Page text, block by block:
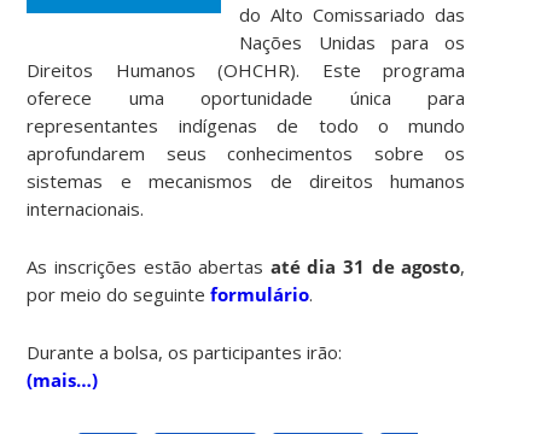
do Alto Comissariado das
Nações Unidas para os
Direitos Humanos (OHCHR). Este programa
oferece uma oportunidade única para
representantes indígenas de todo o mundo
aprofundarem seus conhecimentos sobre os
sistemas e mecanismos de direitos humanos
internacionais.
As inscrições estão abertas até dia 31 de agosto,
por meio do seguinteformulário.
Durante a bolsa, os participantes irão:
(mais…)